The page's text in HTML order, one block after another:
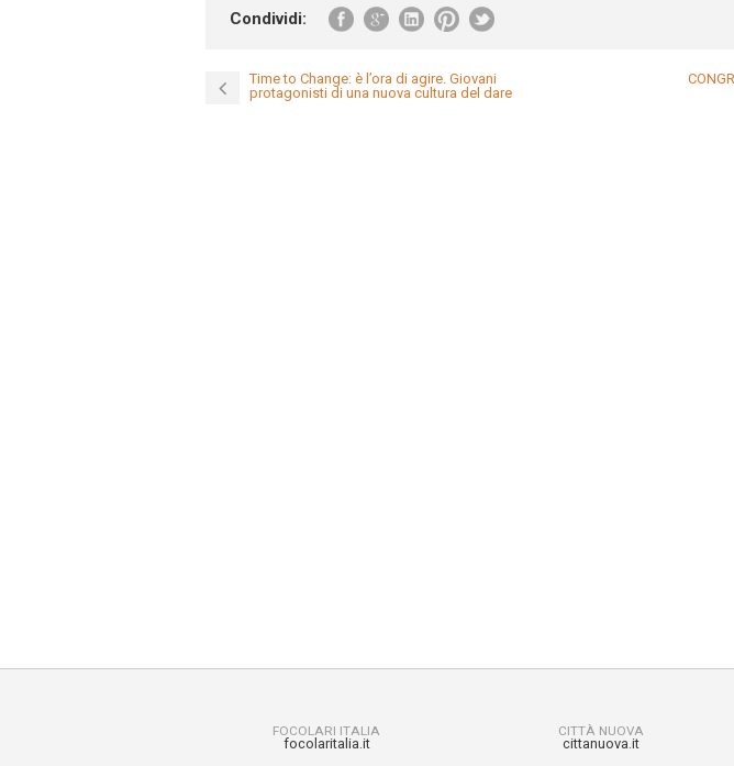
Condividi:
Time to Change: è l’ora di agire. Giovani
protagonisti di una nuova cultura del dare
FOCOLARI ITALIA
focolaritalia.it
CITTÀ NUOVA
cittanuova.it